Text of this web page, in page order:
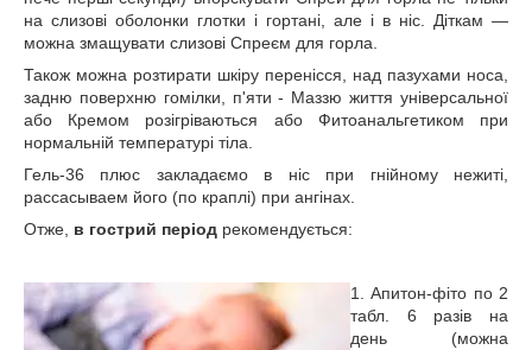
на слизові оболонки глотки і гортані, але і в ніс. Діткам —
можна змащувати слизові Спреєм для горла.
Також можна розтирати шкіру перенісся, над пазухами носа,
задню поверхню гомілки, п'яти - Маззю життя універсальної
або Кремом розігріваються або Фитоанальгетиком при
нормальній температурі тіла.
Гель-36 плюс закладаємо в ніс при гнійному нежиті,
рассасываем його (по краплі) при ангінах.
Отже, в гострий період рекомендується:
1. Апитон-фіто по 2
табл. 6 разів на
день (можна